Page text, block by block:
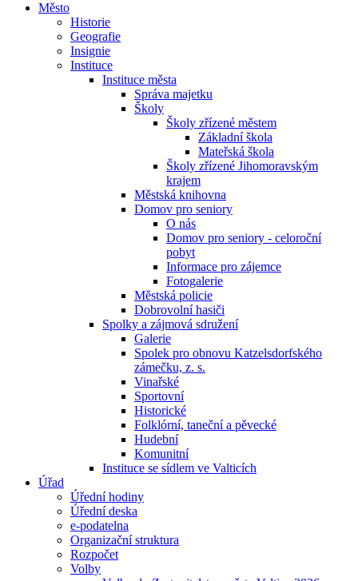
Město
Historie
Geografie
Insignie
Instituce
Instituce města
Správa majetku
Školy
Školy zřízené městem
Základní škola
Mateřská škola
Školy zřízené Jihomoravským
krajem
Městská knihovna
Domov pro seniory
O nás
Domov pro seniory - celoroční
pobyt
Informace pro zájemce
Fotogalerie
Městská policie
Dobrovolní hasiči
Spolky a zájmová sdružení
Galerie
Spolek pro obnovu Katzelsdorfského
zámečku, z. s.
Vinařské
Sportovní
Historické
Folklórní, taneční a pěvecké
Hudební
Komunitní
Instituce se sídlem ve Valticích
Úřad
Úřední hodiny
Úřední deska
e-podatelna
Organizační struktura
Rozpočet
Volby